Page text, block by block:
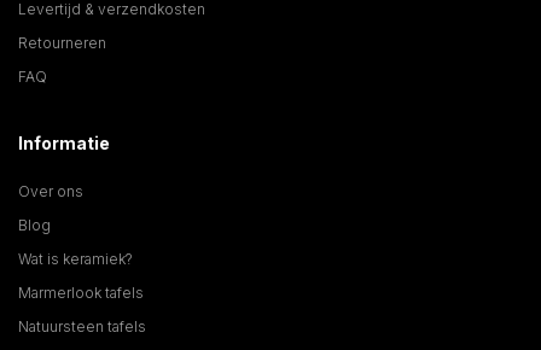
Levertijd & verzendkosten
Retourneren
FAQ
Informatie
Over ons
Blog
Wat is keramiek?
Marmerlook tafels
Natuursteen tafels